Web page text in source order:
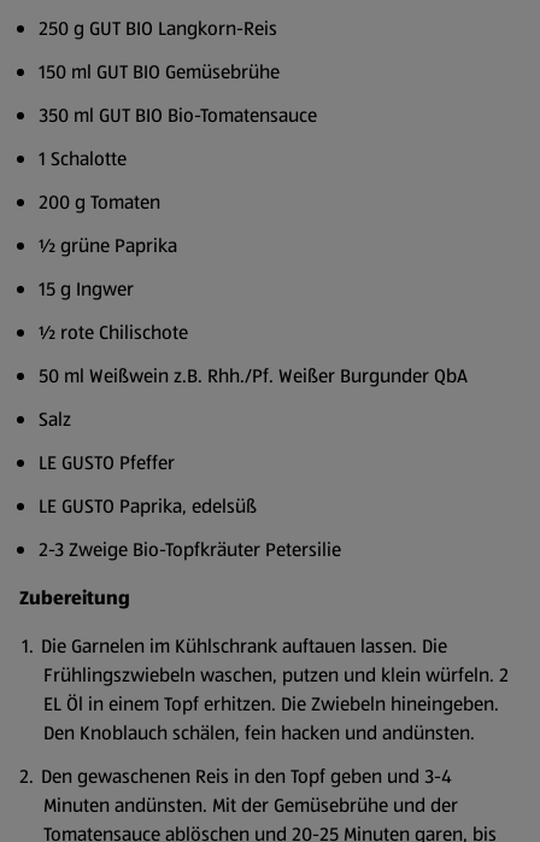
250 g GUT BIO Langkorn-Reis
150 ml GUT BIO Gemüsebrühe
350 ml GUT BIO Bio-Tomatensauce
1 Schalotte
200 g Tomaten
½ grüne Paprika
15 g Ingwer
½ rote Chilischote
50 ml Weißwein z.B. Rhh./Pf. Weißer Burgunder QbA
Salz
LE GUSTO Pfeffer
LE GUSTO Paprika, edelsüß
2-3 Zweige Bio-Topfkräuter Petersilie
Zubereitung
Die Garnelen im Kühlschrank auftauen lassen. Die
Frühlingszwiebeln waschen, putzen und klein würfeln. 2
EL Öl in einem Topf erhitzen. Die Zwiebeln hineingeben.
Den Knoblauch schälen, fein hacken und andünsten.
Den gewaschenen Reis in den Topf geben und 3-4
Minuten andünsten. Mit der Gemüsebrühe und der
Tomatensauce ablöschen und 20-25 Minuten garen, bis